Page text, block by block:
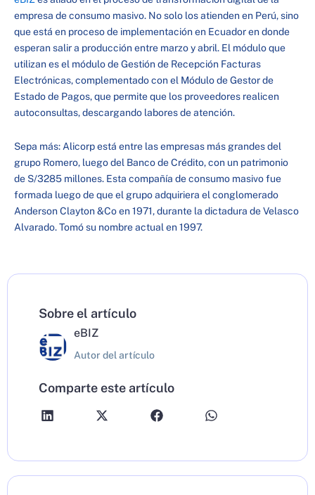
empresa de consumo masivo. No solo los atienden en Perú, sino
que está en proceso de implementación en Ecuador en donde
esperan salir a producción entre marzo y abril. El módulo que
utilizan es el módulo de Gestión de Recepción Facturas
Electrónicas, complementado con el Módulo de Gestor de
Estado de Pagos, que permite que los proveedores realicen
autoconsultas, descargando labores de atención.
Sepa más: Alicorp está entre las empresas más grandes del
grupo Romero, luego del Banco de Crédito, con un patrimonio
de S/3285 millones. Esta compañía de consumo masivo fue
formada luego de que el grupo adquiriera el conglomerado
Anderson Clayton &Co en 1971, durante la dictadura de Velasco
Alvarado. Tomó su nombre actual en 1997.
Sobre el artículo
eBIZ
Autor del artículo
Comparte este artículo